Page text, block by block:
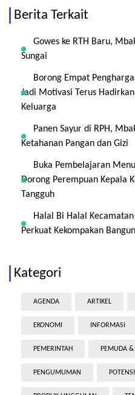
Berita Terkait
Gowes ke RTH Baru,
Sungai
Borong Empat
Jadi Motivasi Terus
Keluarga
Panen Sayur di RPH,
Ketahanan Pangan dan Gizi
Buka Pembelajaran
Dorong Perempuan Kepala
Tangguh
Halal Bi Halal
Perkuat Kekompakan
Kategori
AGENDA ARTIKEL
EKONOMI INFORMASI
PEMERINTAH PEMUDA
PENGUMUMAN POTENSI